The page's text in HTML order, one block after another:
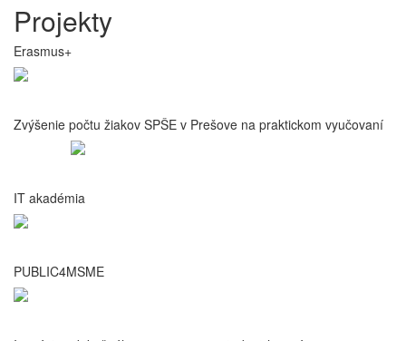
Projekty
Erasmus+
Zvýšenie počtu žiakov SPŠE v Prešove na praktickom vyučovaní
IT akadémia
PUBLIC4MSME